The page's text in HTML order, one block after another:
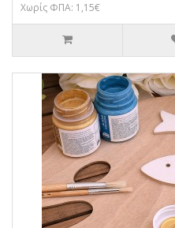
Χωρίς ΦΠΑ: 1,15€